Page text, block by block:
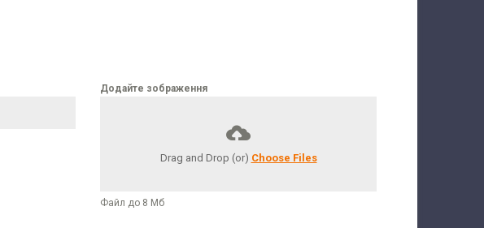
Додайте зображення
Drag and Drop (or) Choose Files
Файл до 8 Мб